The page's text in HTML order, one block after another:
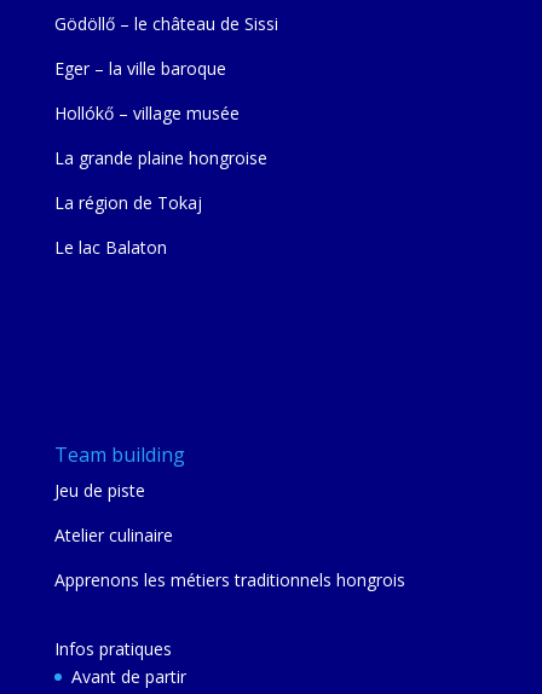
Gödöllő – le château de Sissi
Eger – la ville baroque
Hollókő – village musée
La grande plaine hongroise
La région de Tokaj
Le lac Balaton
Team building
Jeu de piste
Atelier culinaire
Apprenons les métiers traditionnels hongrois
Infos pratiques
Avant de partir